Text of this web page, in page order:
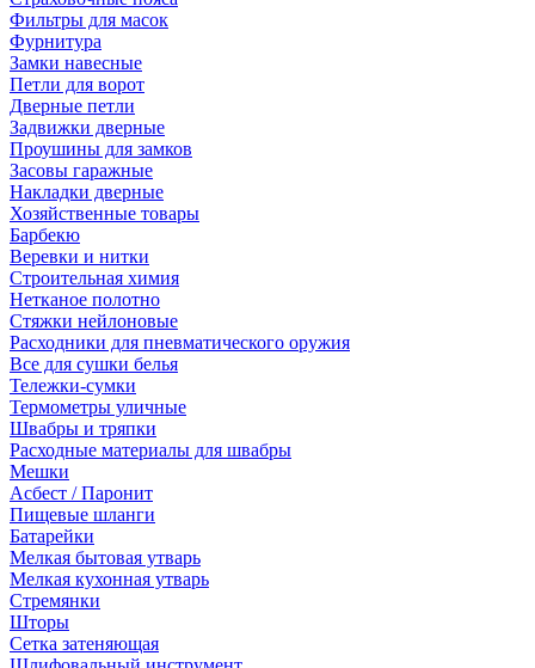
Фильтры для масок
Фурнитура
Замки навесные
Петли для ворот
Дверные петли
Задвижки дверные
Проушины для замков
Засовы гаражные
Накладки дверные
Хозяйственные товары
Барбекю
Веревки и нитки
Строительная химия
Нетканое полотно
Стяжки нейлоновые
Расходники для пневматического оружия
Все для сушки белья
Тележки-сумки
Термометры уличные
Швабры и тряпки
Расходные материалы для швабры
Мешки
Асбест / Паронит
Пищевые шланги
Батарейки
Мелкая бытовая утварь
Мелкая кухонная утварь
Стремянки
Шторы
Сетка затеняющая